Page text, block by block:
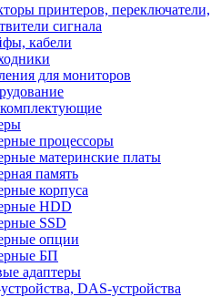
принтеров, переключатели,
сигнала
кабели
для мониторов
процессоры
материнские платы
память
корпуса
HDD
SSD
опции
БП
адаптеры
DAS-устройства